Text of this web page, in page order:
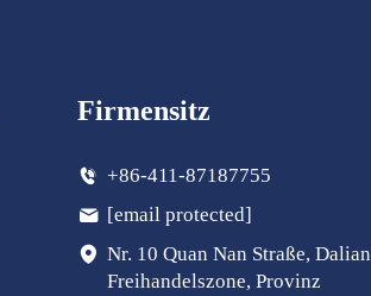
Firmensitz
+86-411-87187755
[email protected]
Nr. 10 Quan Nan Straße, Dalian
Freihandelszone, Provinz